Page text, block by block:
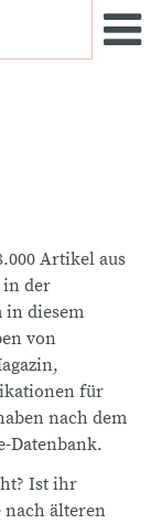
Artikel aus
in der
in diesem
von
für
nach dem
Datenbank.
Ist ihr
nach älteren